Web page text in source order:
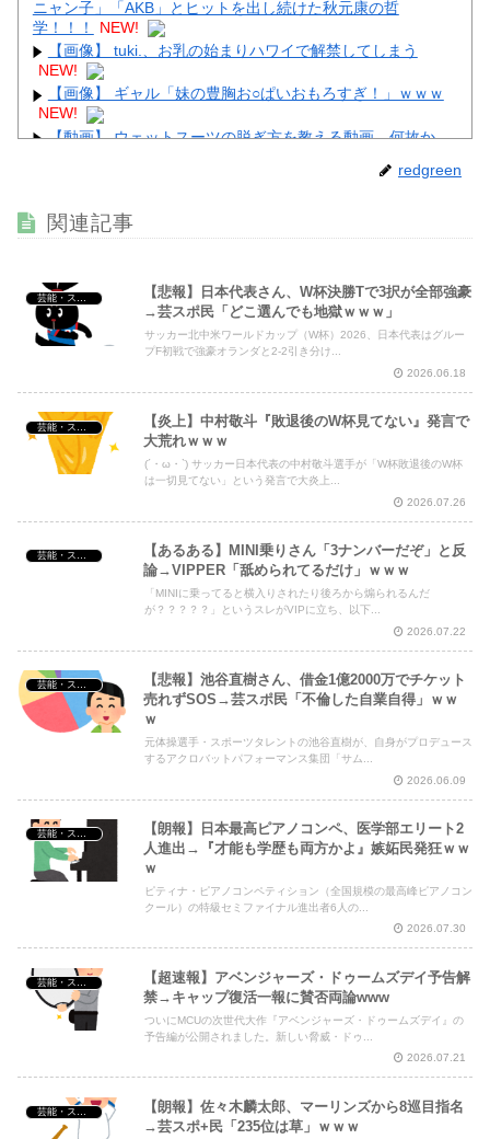
ニャン子」「AKB」とヒットを出し続けた秋元康の哲
学！！！
NEW!
【画像】 tuki.、お乳の始まりハワイで解禁してしまう
NEW!
【画像】 ギャル「妹の豊胸お○ぱいおもろすぎ！」ｗｗｗ
NEW!
【動画】 ウェットスーツの脱ぎ方を教える動画、何故か
【画像】 裏垢JD「新しい下着可愛いからみて！」ｗｗｗ
【動画】 姫路のイベントで胸チラ
Powered by livedoor 相互RSS
redgreen
関連記事
【悲報】日本代表さん、W杯決勝Tで3択が全部強豪
→芸スポ民「どこ選んでも地獄ｗｗｗ」
サッカー北中米ワールドカップ（W杯）2026、日本代表はグルー
プF初戦で強豪オランダと2-2引き分け...
2026.06.18
【炎上】中村敬斗『敗退後のW杯見てない』発言で
大荒れｗｗｗ
(´・ω・`) サッカー日本代表の中村敬斗選手が「W杯敗退後のW杯
は一切見てない」という発言で大炎上...
2026.07.26
芸能・スポーツ・Youtuber
【あるある】MINI乗りさん「3ナンバーだぞ」と反
論→VIPPER「舐められてるだけ」ｗｗｗ
「MINIに乗ってると横入りされたり後ろから煽られるんだ
が？？？？？」というスレがVIPに立ち、以下...
2026.07.22
芸能・スポーツ・Youtuber
【悲報】池谷直樹さん、借金1億2000万でチケット
売れずSOS→芸スポ民「不倫した自業自得」ｗｗ
ｗ
元体操選手・スポーツタレントの池谷直樹が、自身がプロデュース
するアクロバットパフォーマンス集団「サム...
2026.06.09
芸能・スポーツ・Youtuber
【朗報】日本最高ピアノコンペ、医学部エリート2
人進出→『才能も学歴も両方かよ』嫉妬民発狂ｗｗ
ｗ
ピティナ・ピアノコンペティション（全国規模の最高峰ピアノコン
クール）の特級セミファイナル進出者6人の...
2026.07.30
芸能・スポーツ・Youtuber
【超速報】アベンジャーズ・ドゥームズデイ予告解
禁→キャップ復活一報に賛否両論www
ついにMCUの次世代大作『アベンジャーズ・ドゥームズデイ』の
予告編が公開されました。新しい脅威・ドゥ...
2026.07.21
芸能・スポーツ・Youtuber
【朗報】佐々木麟太郎、マーリンズから8巡目指名
→芸スポ+民「235位は草」ｗｗｗ